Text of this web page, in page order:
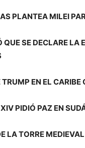
PLANTEA MILEI
QUE SE DECLARE LA
TRUMP EN EL
PIDIÓ PAZ EN
LA TORRE